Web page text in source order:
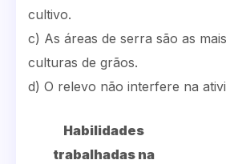
cultivo.
c) As áreas de serra são as
culturas de grãos.
d) O relevo não interfere na
Habilidades
trabalhadas na